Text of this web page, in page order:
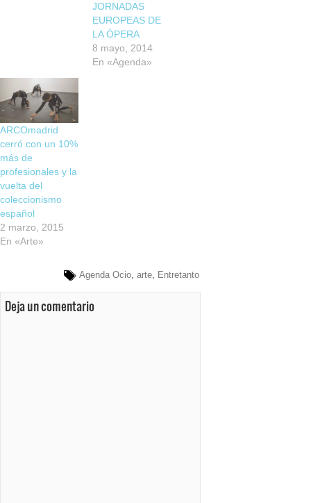
JORNADAS
EUROPEAS DE
LA ÓPERA
8 mayo, 2014
En «Agenda»
ARCOmadrid
cerró con un 10%
más de
profesionales y la
vuelta del
coleccionismo
español
2 marzo, 2015
En «Arte»
Agenda Ocio, arte, Entretanto
Deja un comentario